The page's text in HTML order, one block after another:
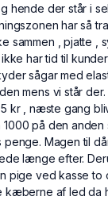
hende der står i
har så
sammen , pjatte ,
har tid til
sågar med
mens vi står
kr , næste gang
1000 på den
penge. Magen til
længe efter.
pige ved kasse to
kæberne af led da